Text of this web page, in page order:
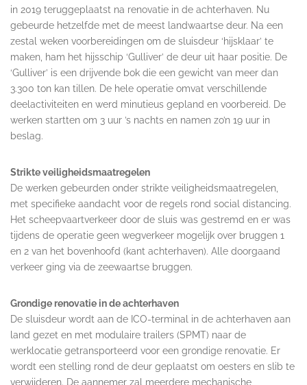
in 2019 teruggeplaatst na renovatie in de achterhaven. Nu
gebeurde hetzelfde met de meest landwaartse deur. Na een
zestal weken voorbereidingen om de sluisdeur ‘hijsklaar’ te
maken, ham het hijsschip ‘Gulliver’ de deur uit haar positie. De
‘Gulliver’ is een drijvende bok die een gewicht van meer dan
3.300 ton kan tillen. De hele operatie omvat verschillende
deelactiviteiten en werd minutieus gepland en voorbereid. De
werken startten om 3 uur ’s nachts en namen zo’n 19 uur in
beslag.
Strikte veiligheidsmaatregelen
De werken gebeurden onder strikte veiligheidsmaatregelen,
met specifieke aandacht voor de regels rond social distancing.
Het scheepvaartverkeer door de sluis was gestremd en er was
tijdens de operatie geen wegverkeer mogelijk over bruggen 1
en 2 van het bovenhoofd (kant achterhaven). Alle doorgaand
verkeer ging via de zeewaartse bruggen.
Grondige renovatie in de achterhaven
De sluisdeur wordt aan de ICO-terminal in de achterhaven aan
land gezet en met modulaire trailers (SPMT) naar de
werklocatie getransporteerd voor een grondige renovatie. Er
wordt een stelling rond de deur geplaatst om oesters en slib te
verwijderen. De aannemer zal meerdere mechanische